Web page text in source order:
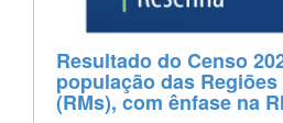
Resultado do Censo
população das
(RMs), com ênfase na